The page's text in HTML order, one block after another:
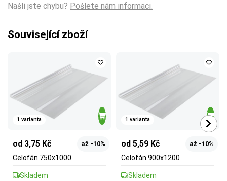
Našli jste chybu? Pošlete nám informaci.
Související zboží
1 varianta
od 3,75 Kč až -10%
Celofán 750x1000
Skladem
1 varianta
od 5,59 Kč až -10%
Celofán 900x1200
Skladem